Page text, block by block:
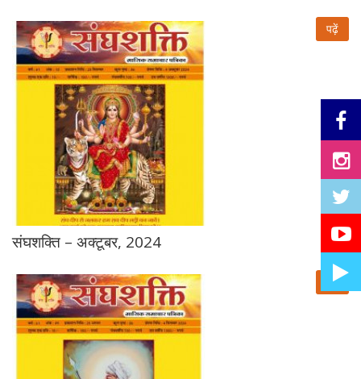
पढ़ें
संघशक्ति – अक्टूबर, 2024
पढ़ें